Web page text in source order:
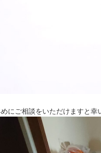
にご相談をいただけますと幸